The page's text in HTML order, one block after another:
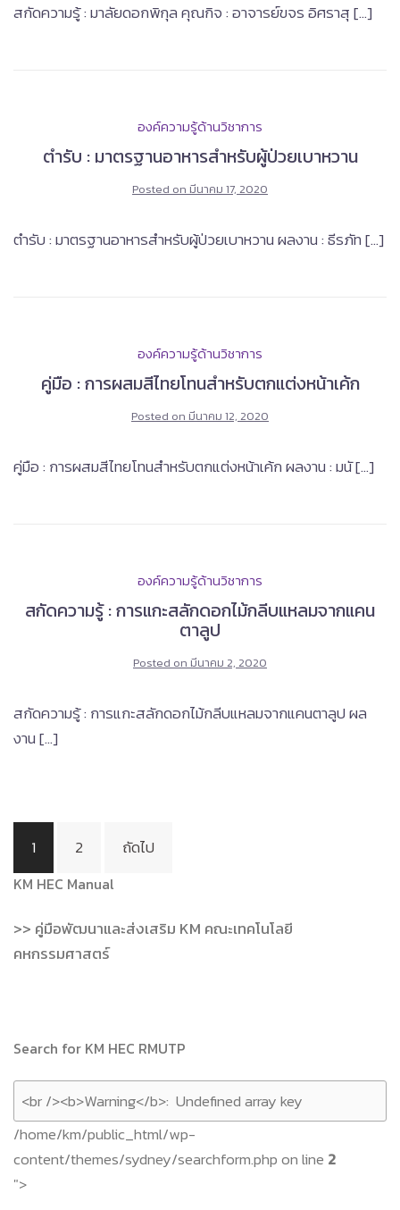
สกัดความรู้ : มาลัยดอกพิกุล คุณกิจ : อาจารย์ขจร อิศราสุ […]
องค์ความรู้ด้านวิชาการ
ตำรับ : มาตรฐานอาหารสำหรับผู้ป่วยเบาหวาน
Posted on มีนาคม 17, 2020
ตำรับ : มาตรฐานอาหารสำหรับผู้ป่วยเบาหวาน ผลงาน : ธีรภัท […]
องค์ความรู้ด้านวิชาการ
คู่มือ : การผสมสีไทยโทนสำหรับตกแต่งหน้าเค้ก
Posted on มีนาคม 12, 2020
คู่มือ : การผสมสีไทยโทนสำหรับตกแต่งหน้าเค้ก ผลงาน : มนั […]
องค์ความรู้ด้านวิชาการ
สกัดความรู้ : การแกะสลักดอกไม้กลีบแหลมจากแคน
ตาลูป
Posted on มีนาคม 2, 2020
สกัดความรู้ : การแกะสลักดอกไม้กลีบแหลมจากแคนตาลูป ผล
งาน […]
Posts
pagination
1 2 ถัดไป
KM HEC Manual
>> คู่มือพัฒนาและส่งเสริม KM คณะเทคโนโลยี
คหกรรมศาสตร์
Search for KM HEC RMUTP
/home/km/public_html/wp-
content/themes/sydney/searchform.php on line 2
">